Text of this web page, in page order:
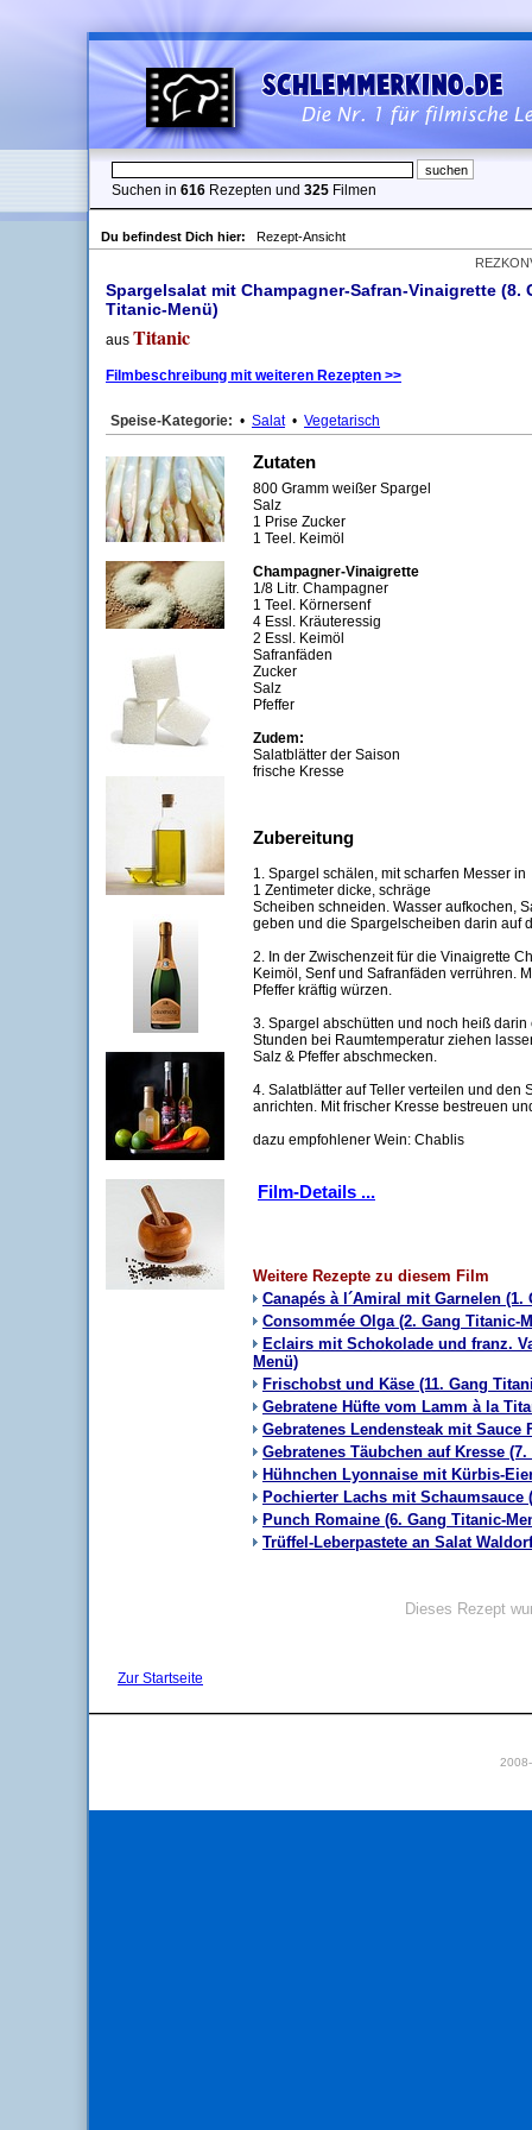
Suchen in 616 Rezepten und 325 Filmen
Du befindest Dich hier:
Rezept-Ansicht
Spargelsalat mit Champagner-Safran-Vinaigrette (8.
Titanic-Menü)
aus Titanic
Filmbeschreibung mit weiteren Rezepten >>
Speise-Kategorie: • Salat• Vegetarisch
Zutaten
800 Gramm weißer Spargel
Salz
1 Prise Zucker
1 Teel. Keimöl
Champagner-Vinaigrette
1/8 Litr. Champagner
1 Teel. Körnersenf
4 Essl. Kräuteressig
2 Essl. Keimöl
Safranfäden
Zucker
Salz
Pfeffer
Zudem:
Salatblätter der Saison
frische Kresse
Zubereitung
1. Spargel schälen, mit scharfen Messer in
1 Zentimeter dicke, schräge
Scheiben schneiden. Wasser aufkochen,
geben und die Spargelscheiben darin auf
2. In der Zwischenzeit für die Vinaigrette
Keimöl, Senf und Safranfäden verrühren.
Pfeffer kräftig würzen.
3. Spargel abschütten und noch heiß
Stunden bei Raumtemperatur ziehen
Salz & Pfeffer abschmecken.
4. Salatblätter auf Teller verteilen und den
anrichten. Mit frischer Kresse bestreuen
dazu empfohlener Wein: Chablis
Film-Details ...
Weitere Rezepte zu diesem Film
Canapés à l´Amiral mit Garnelen (1.
Consommée Olga (2. Gang Titanic-
Eclairs mit Schokolade und franz.
Menü)
Frischobst und Käse (11. Gang
Gebratene Hüfte vom Lamm à la
Gebratenes Lendensteak mit Sauce
Gebratenes Täubchen auf Kresse
Hühnchen Lyonnaise mit Kürbis-
Pochierter Lachs mit Schaumsauce
Punch Romaine (6. Gang Titanic-
Trüffel-Leberpastete an Salat
Dieses Rezept
Zur Startseite